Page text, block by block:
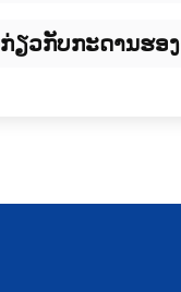
ວກັບກະດານຮອງ